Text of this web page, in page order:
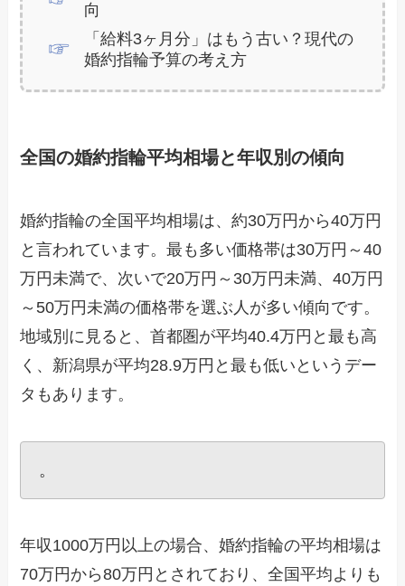
向
「給料3ヶ月分」はもう古い？現代の
婚約指輪予算の考え方
全国の婚約指輪平均相場と年収別の傾向
婚約指輪の全国平均相場は、約30万円から40万円
と言われています。最も多い価格帯は30万円～40
万円未満で、次いで20万円～30万円未満、40万円
～50万円未満の価格帯を選ぶ人が多い傾向です。
地域別に見ると、首都圏が平均40.4万円と最も高
く、新潟県が平均28.9万円と最も低いというデー
タもあります。
。
年収1000万円以上の場合、婚約指輪の平均相場は
70万円から80万円とされており、全国平均よりも